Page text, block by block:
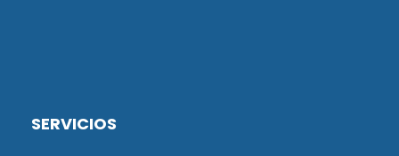
SERVICIOS